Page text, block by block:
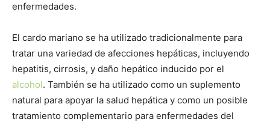
enfermedades.
El cardo mariano se ha utilizado tradicionalmente para
tratar una variedad de afecciones hepáticas, incluyendo
hepatitis, cirrosis, y daño hepático inducido por el
alcohol. También se ha utilizado como un suplemento
natural para apoyar la salud hepática y como un posible
tratamiento complementario para enfermedades del